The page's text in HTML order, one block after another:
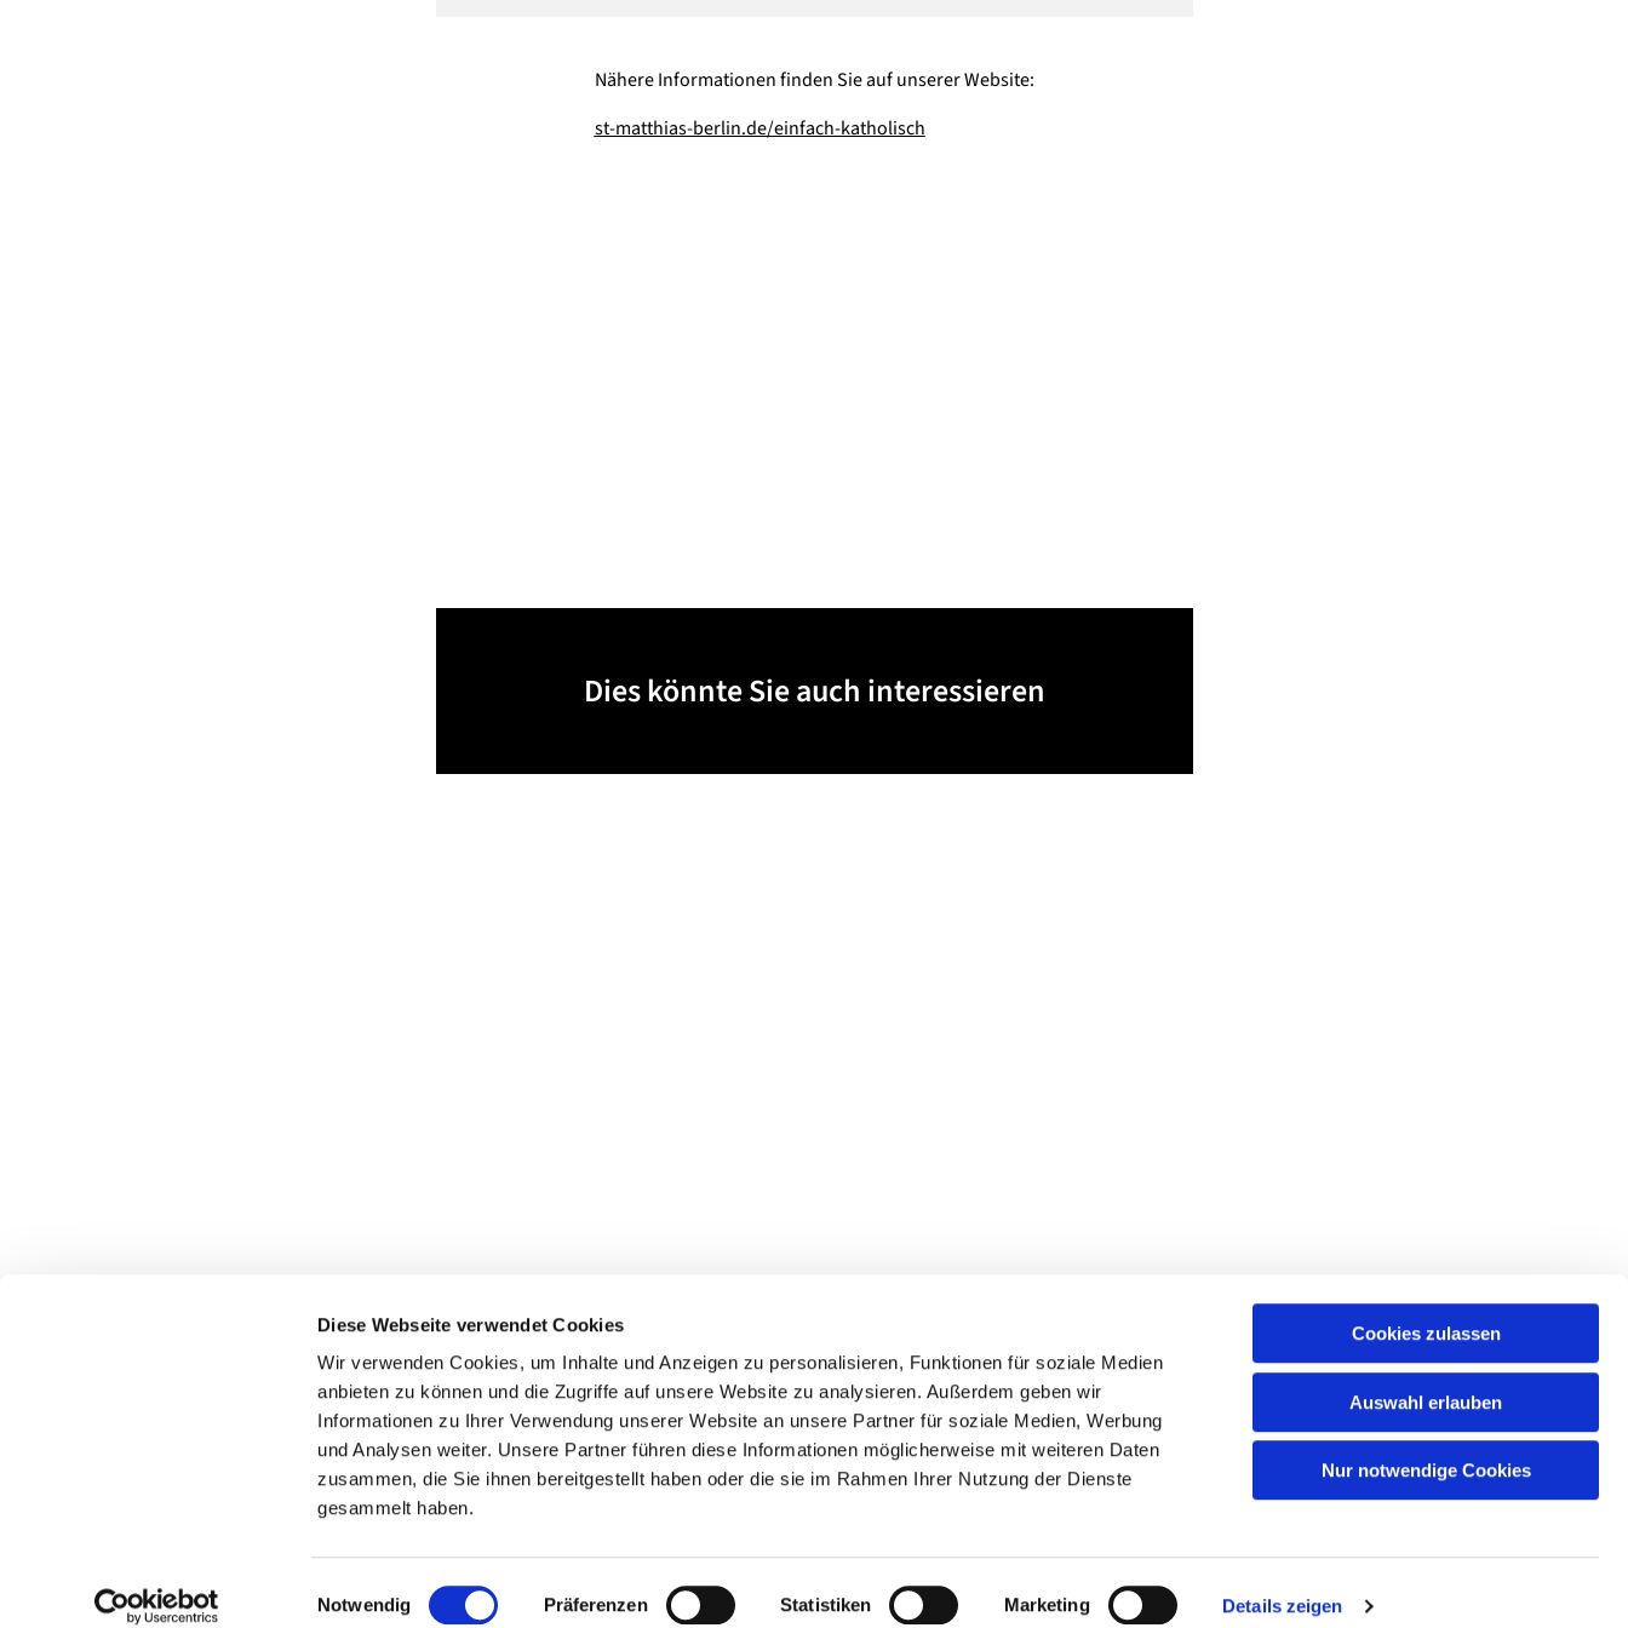
Diese Webseite verwendet Cookies
Wir verwenden Cookies, um Inhalte und Anzeigen zu personalisieren, Funktionen für soziale Medien
anbieten zu können und die Zugriffe auf unsere Website zu analysieren. Außerdem geben wir
Informationen zu Ihrer Verwendung unserer Website an unsere Partner für soziale Medien, Werbung
und Analysen weiter. Unsere Partner führen diese Informationen möglicherweise mit weiteren Daten
zusammen, die Sie ihnen bereitgestellt haben oder die sie im Rahmen Ihrer Nutzung der Dienste
gesammelt haben.
Einwilligungsauswahl
Notwendig Präferenzen Statistiken Marketing Details zeigen
Cookies zulassen
Auswahl erlauben
Nur notwendige Cookies
Nähere Informationen finden Sie auf unserer Website:
st-matthias-berlin.de/einfach-katholisch
Dies könnte Sie auch interessieren
Friedhof der Katholischen Kirchengemeinde Pfarrei St. Matthias Schöneberg • Röblingstr. 91, 12105 Berlin
Hinweisgebersystem